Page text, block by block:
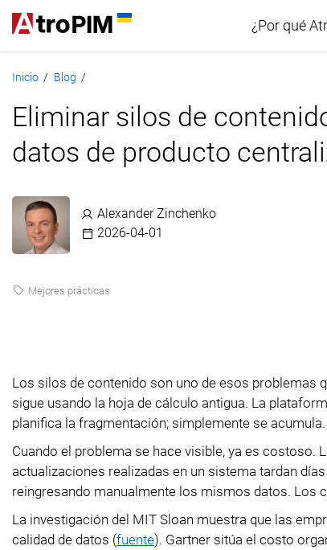
¿Por qué
Inicio / Blog /
Eliminar silos de
datos de producto
Alexander Zinchenko
2026-04-01
Mejores prácticas
Los silos de contenido son uno de esos problemas
sigue usando la hoja de cálculo antigua. La
planifica la fragmentación; simplemente se acumula.
Cuando el problema se hace visible, ya es
actualizaciones realizadas en un sistema tardan
reingresando manualmente los mismos datos. Los
La investigación del MIT Sloan muestra que las
calidad de datos (fuente). Gartner sitúa el costo